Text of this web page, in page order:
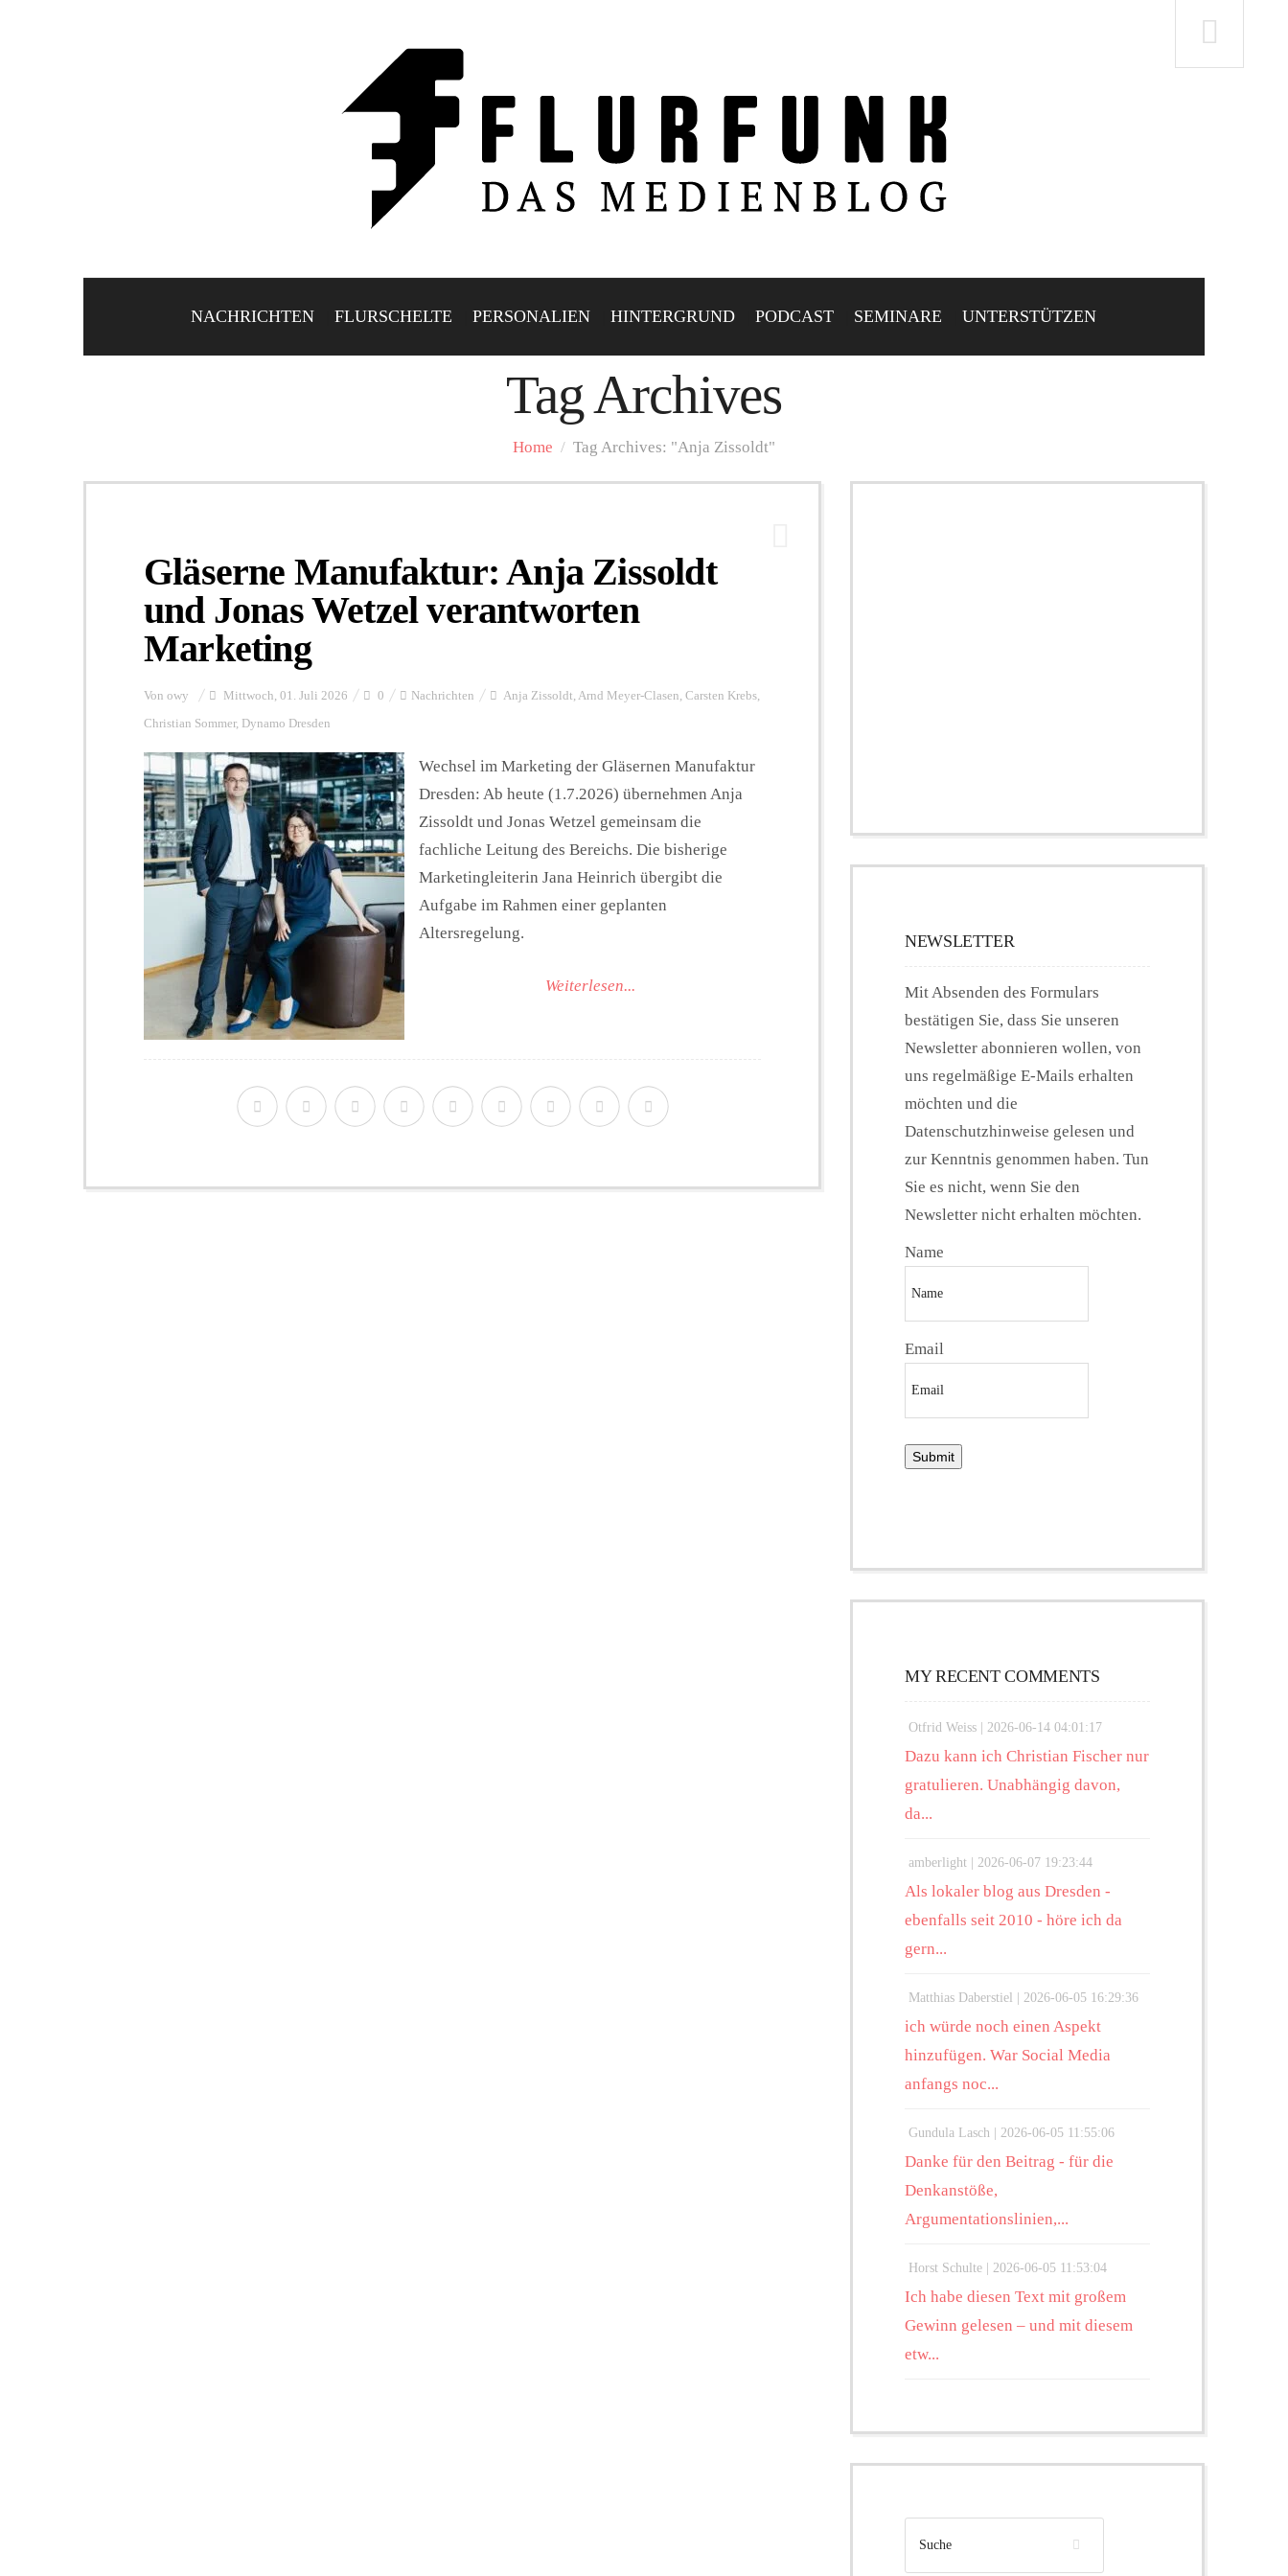
NACHRICHTEN FLURSCHELTE PERSONALIEN HINTERGRUND PODCAST SEMINARE UNTERSTÜTZEN
Tag Archives
Home / Tag Archives: "Anja Zissoldt"
Gläserne Manufaktur: Anja Zissoldt
und Jonas Wetzel verantworten
Marketing
Von owy Mittwoch, 01. Juli 2026 0 Nachrichten Anja Zissoldt, Arnd Meyer-Clasen, Carsten Krebs,
Christian Sommer, Dynamo Dresden
Wechsel im Marketing der Gläsernen Manufaktur
Dresden: Ab heute (1.7.2026) übernehmen Anja
Zissoldt und Jonas Wetzel gemeinsam die
fachliche Leitung des Bereichs. Die bisherige
Marketingleiterin Jana Heinrich übergibt die
Aufgabe im Rahmen einer geplanten
Altersregelung.
Weiterlesen...
NEWSLETTER
Mit Absenden des Formulars
bestätigen Sie, dass Sie unseren
Newsletter abonnieren wollen, von
uns regelmäßige E-Mails erhalten
möchten und die
Datenschutzhinweise gelesen und
zur Kenntnis genommen haben. Tun
Sie es nicht, wenn Sie den
Newsletter nicht erhalten möchten.
Name
Email
MY RECENT COMMENTS
Otfrid Weiss | 2026-06-14 04:01:17
Dazu kann ich Christian Fischer nur
gratulieren. Unabhängig davon,
da...
amberlight | 2026-06-07 19:23:44
Als lokaler blog aus Dresden -
ebenfalls seit 2010 - höre ich da
gern...
Matthias Daberstiel | 2026-06-05 16:29:36
ich würde noch einen Aspekt
hinzufügen. War Social Media
anfangs noc...
Gundula Lasch | 2026-06-05 11:55:06
Danke für den Beitrag - für die
Denkanstöße,
Argumentationslinien,...
Horst Schulte | 2026-06-05 11:53:04
Ich habe diesen Text mit großem
Gewinn gelesen – und mit diesem
etw...